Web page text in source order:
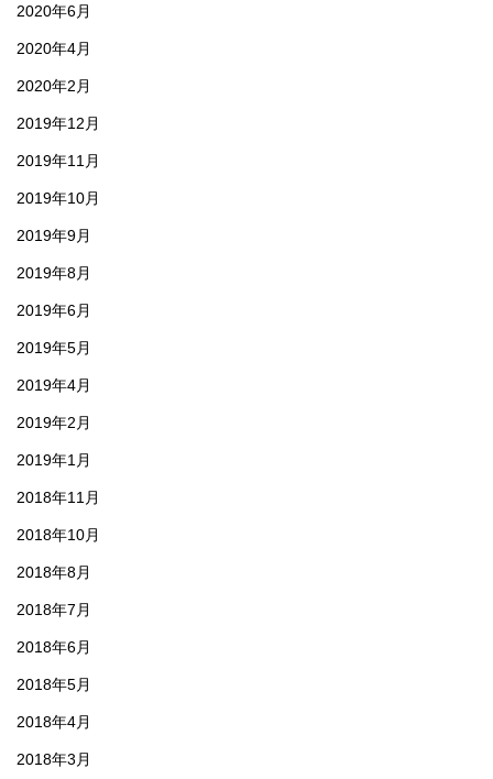
2020年6月
2020年4月
2020年2月
2019年12月
2019年11月
2019年10月
2019年9月
2019年8月
2019年6月
2019年5月
2019年4月
2019年2月
2019年1月
2018年11月
2018年10月
2018年8月
2018年7月
2018年6月
2018年5月
2018年4月
2018年3月